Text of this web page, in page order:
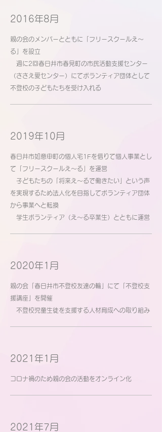
2016年8月
親の会のメンバーとともに「フリースクールえ～
る」を設立
週に2回春日井市春見町の市民活動支援センター
（ささえ愛センター）にてボランティア団体として
不登校の子どもたちを受け入れる
2019年10月
春日井市如意申町の個人宅1Fを借りて個人事業とし
て「フリースクールえ～る」を運営
子どもたちの「将来え～るで働きたい」という声
を実現するため法人化を目指してボランティア団体
から事業へと転換
学生ボランティア（え～る卒業生）とともに運営
2020年1月
親の会「春日井市不登校友達の輪」にて「不登校支
援講座」を開催
不登校児童生徒を支援する人材育成への取り組み
2021年1月
コロナ禍のため親の会の活動をオンライン化
2021年7月